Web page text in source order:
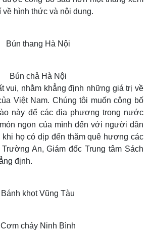
Multimedia
E-Magazine
về hình thức và nội dung.
Bún thang Hà Nội
Bún chả Hà Nội
vui, nhằm khẳng định những giá trị về
Việt Nam. Chúng tôi muốn công bố
này để các địa phương trong nước
ngon của mình đến với người dân
khi họ có dịp đến thăm quê hương các
An, Giám đốc Trung tâm Sách
định.
Bánh khọt Vũng Tàu
Cơm cháy Ninh Bình